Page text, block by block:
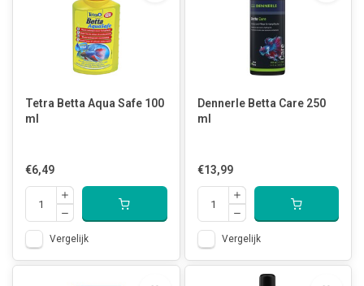
Tetra Betta Aqua Safe 100
ml
€6,49
Vergelijk
Dennerle Betta Care 250
ml
€13,99
Vergelijk